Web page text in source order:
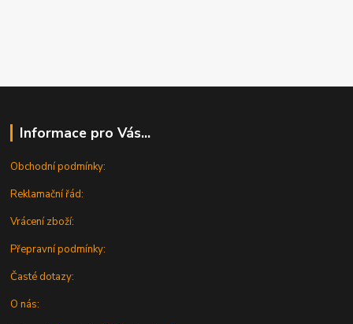
Informace pro Vás...
Obchodní podmínky:
Reklamační řád:
Vrácení zboží:
Přepravní podmínky:
Časté dotazy:
O nás: